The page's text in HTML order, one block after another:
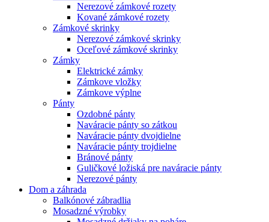
Nerezové zámkové rozety
Kované zámkové rozety
Zámkové skrinky
Nerezové zámkové skrinky
Oceľové zámkové skrinky
Zámky
Elektrické zámky
Zámkove vložky
Zámkove výplne
Pánty
Ozdobné pánty
Naváracie pánty so zátkou
Naváracie pánty dvojdielne
Naváracie pánty trojdielne
Bránové pánty
Guličkové ložiská pre naváracie pánty
Nerezové pánty
Dom a záhrada
Balkónové zábradlia
Mosadzné výrobky